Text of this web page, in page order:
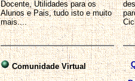
Docente, Utilidades para os
Alunos e Pais, tudo isto e muito
mais....
Comunidade Virtual